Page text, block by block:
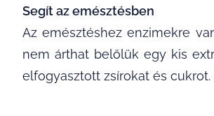
Segít az emésztésben
Az emésztéshez enzimekre
nem árthat belőlük egy kis
elfogyasztott zsírokat és